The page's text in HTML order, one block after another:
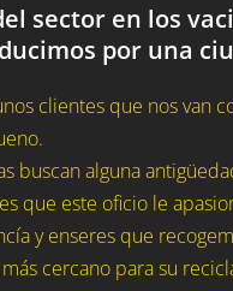
sector en los
por una
clientes que nos van
buscan alguna
que este oficio le
y enseres que
cercano para su